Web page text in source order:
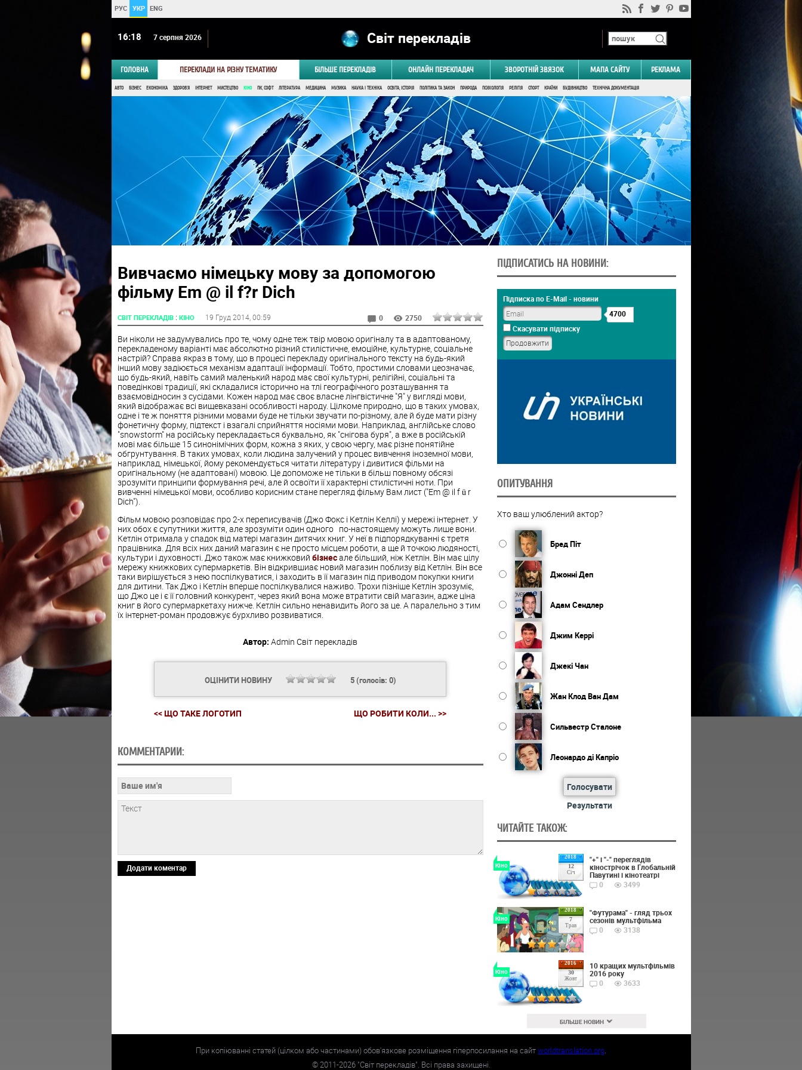
РУС УКР ENG
16:18 7 серпня 2026 Світ перекладів
ГОЛОВНА ПЕРЕКЛАДИ НА РІЗНУ ТЕМАТИКУ БІЛЬШЕ ПЕРЕКЛАДІВ ОНЛАЙН ПЕРЕКЛАДАЧ ЗВОРОТНІЙ ЗВЯЗОК МАПА САЙТУ РЕКЛАМА
АВТО БІЗНЕС ЕКОНОМІКА ЗДОРОВ'Я ІНТЕРНЕТ МИСТЕЦТВО КІНО ПК, СОФТ ЛІТЕРАТУРА МЕДИЦИНА МУЗИКА НАУКА І ТЕХНІКА ОСВІТА, ІСТОРІЯ ПОЛІТИКА ТА ЗАКОН ПРИРОДА ПСИХОЛОГІЯ РЕЛІГІЯ СПОРТ КРАЇНИ БУДІВНИЦТВО ТЕХНІЧНА ДОКУМЕНТАЦІЯ
Вивчаємо німецьку мову за допомогою
фільму Em @ il f?r Dich
СВІТ ПЕРЕКЛАДІВ: КІНО 19 Груд 2014, 00:59 0 2750
Ви ніколи не задумувались про те, чому одне теж твір мовою оригіналу та в адаптованому,
перекладеному варіанті має абсолютно різний стилістичне, емоційне, культурне, соціальне
настрій? Справа якраз в тому, що в процесі перекладу оригінального тексту на будь-який
інший мову задіюється механізм адаптації інформації. Тобто, простими словами цеозначає,
що будь-який, навіть самий маленький народ має свої культурні, релігійні, соціальні та
поведінкові традиції, які складалися історично на тлі географічного розташування та
взаємовідносин з сусідами. Кожен народ має своє власне лінгвістичне "Я" у вигляді мови,
який відображає всі вищевказані особливості народу. Цілкоме природно, що в таких умовах,
одне і те ж поняття різними мовами буде не тільки звучати по-різному, але й буде мати різну
фонетичну форму, підтекст і взагалі сприйняття носіями мови. Наприклад, англійське слово
"snowstorm" на російську перекладається буквально, як "снігова буря", а вже в російській
мові має більше 15 синонімічних форм, кожна з яких, у свою чергу, має різне понятійне
обгрунтування. В таких умовах, коли людина залучений у процес вивчення іноземної мови,
наприклад, німецької, йому рекомендується читати літературу і дивитися фільми на
оригінальному (не адаптовані) мовою. Це допоможе не тільки в більш повному обсязі
зрозуміти принципи формування речі, але й освоїти її характерні стилістичні ноти. При
вивченні німецької мови, особливо корисним стане перегляд фільму Вам лист ("Em @ il f ü r
Dich").
Фільм мовою розповідає про 2-х переписувачів (Джо Фокс і Кетлін Келлі) у мережі інтернет. У
них обох є супутники життя, але зрозуміти один одного по-настоящему можуть лише вони.
Кетлін отримала у спадок від матері магазин дитячих книг. У неї в підпорядкуванні є третя
працівника. Для всіх них даний магазин є не просто місцем роботи, а ще й точкою людяності,
культури і духовності. Джо також має книжковий бізнесале більший, ніж Кетлін. Він має цілу
мережу книжкових супермаркетів. Він відкрившиає новий магазин поблизу від Кетлін. Він все
таки вирішується з нею поспілкуватися, і заходить в її магазин під приводом покупки книги
для дитини. Так Джо і Кетлін вперше поспілкувалися наживо. Трохи пізніше Кетлін зрозуміє,
що Джо це і є її головний конкурент, через який вона може втратити свій магазин, адже ціна
книг в його супермаркетаху нижче. Кетлін сильно ненавидить його за це. А паралельно з тим
їх інтернет-роман продовжує бурхливо розвиватися.
Автор: Admin Світ перекладів
ОЦІНИТИ НОВИНУ 5(голосів: 0)
<< ЩО ТАКЕ ЛОГОТИП ЩО РОБИТИ КОЛИ... >>
КОММЕНТАРИИ:
Додати коментар
ПІДПИСАТИСЬ НА НОВИНИ:
Підписка по E-Mail - новини
4700
Скасувати підписку
ОПИТУВАННЯ
Хто ваш улюблений актор?
Бред Піт
Джонні Деп
Адам Сендлер
Джим Керрі
Джекі Чан
Жан Клод Ван Дам
Сильвестр Сталоне
Леонардо ді Капріо
Голосувати
Результати
ЧИТАЙТЕ ТАКОЖ:
2018
12
Січ
Кіно
"+" і "-" переглядів
кінострічок в Глобальній
Павутині і кінотеатрі
0
3499
2018
7
Трав
Кіно
"Футурама" - гляд трьох
сезонів мультфільма
0
3138
2016
30
Жовт
Кіно
10 кращих мультфільмів
2016 року
0
3633
БІЛЬШЕ НОВИН
При копіюванні статей (цілком або частинами) обов'язкове розміщення гіперпосилання на сайтworldtranslation.org
©2011-2026"Світ перекладів". Всі права захищені.